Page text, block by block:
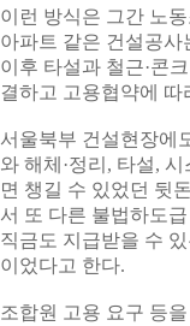
이런 방식은 그간 노
아파트 같은 건설공
이후 타설과 철근·콘
결하고 고용협약에
서울북부 건설현장에
와 해체·정리, 타설,
면 챙길 수 있었던 뒷
서 또 다른 불법하도
직금도 지급받을 수
이었다고 한다.
조합원 고용 요구 등